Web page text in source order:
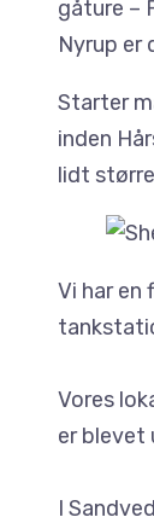
gåture –
Nyrup er
Starter
inden
lidt
Vi har en
Vores
er blevet
I